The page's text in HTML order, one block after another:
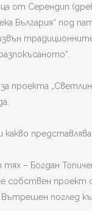
от Серендип
България“ под
извън
проекта
– Богдан
собствен проект
поглед